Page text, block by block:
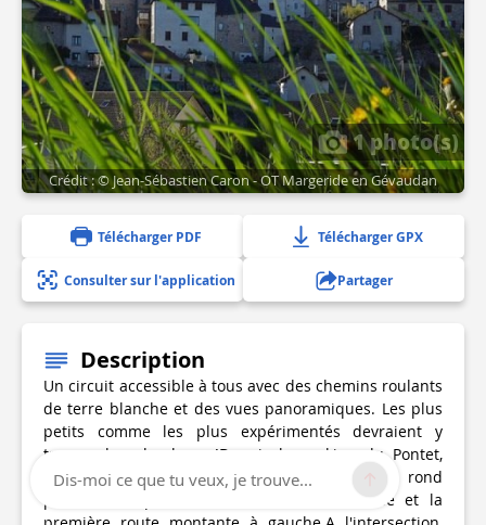
1 photo(s)
Crédit : © Jean-Sébastien Caron - OT Margeride en Gévaudan
Télécharger PDF Télécharger GPX
Consulter sur l'application Partager
Description
Un circuit accessible à tous avec des chemins roulants
de terre blanche et des vues panoramiques. Les plus
petits comme les plus expérimentés devraient y
trouver leur bonheur !Depuis le parking du Pontet,
prendre la route à gauche pour rejoindre le rond
point de la piscine. Prendre la 2eme sortie et la
Dis-moi ce que tu veux, je trouve...